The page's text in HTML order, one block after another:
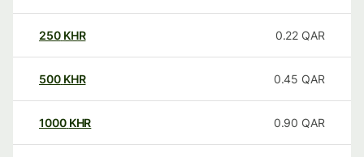
250 KHR 0.22 QAR
500 KHR 0.45 QAR
1000 KHR 0.90 QAR